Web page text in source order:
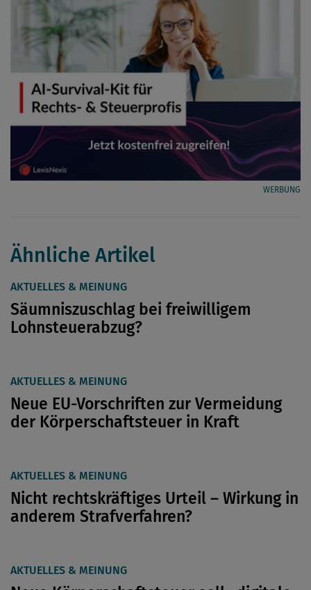
WERBUNG
Ähnliche Artikel
AKTUELLES & MEINUNG
Säumniszuschlag bei freiwilligem
Lohnsteuerabzug?
AKTUELLES & MEINUNG
Neue EU-Vorschriften zur Vermeidung
der Körperschaftsteuer in Kraft
AKTUELLES & MEINUNG
Nicht rechtskräftiges Urteil – Wirkung in
anderem Strafverfahren?
AKTUELLES & MEINUNG